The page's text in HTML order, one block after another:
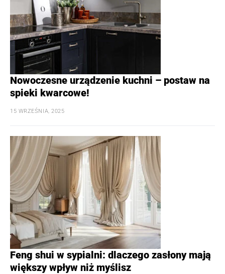
Nowoczesne urządzenie kuchni – postaw na
spieki kwarcowe!
15 WRZEŚNIA, 2025
Feng shui w sypialni: dlaczego zasłony mają
większy wpływ niż myślisz